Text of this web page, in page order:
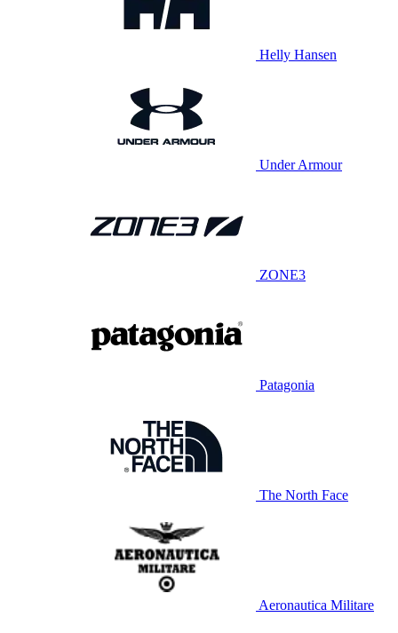
Helly Hansen
Under Armour
ZONE3
Patagonia
The North Face
Aeronautica Militare